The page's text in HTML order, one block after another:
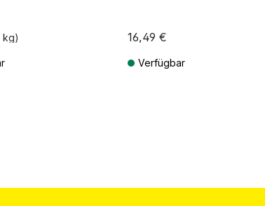
kg) 16,49 €
Verfügbar